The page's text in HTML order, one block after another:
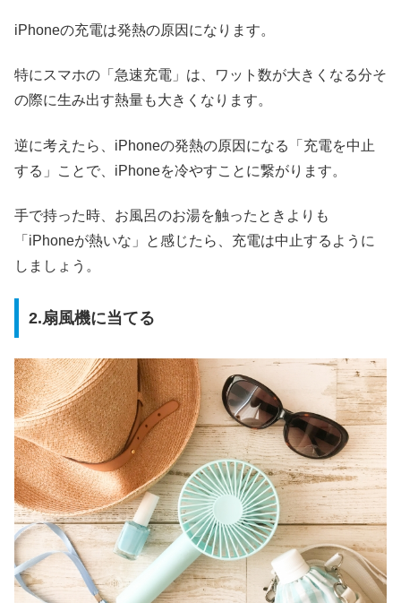
iPhoneの充電は発熱の原因になります。
特にスマホの「急速充電」は、ワット数が大きくなる分そ
の際に生み出す熱量も大きくなります。
逆に考えたら、iPhoneの発熱の原因になる「充電を中止
する」ことで、iPhoneを冷やすことに繋がります。
手で持った時、お風呂のお湯を触ったときよりも
「iPhoneが熱いな」と感じたら、充電は中止するように
しましょう。
2.扇風機に当てる